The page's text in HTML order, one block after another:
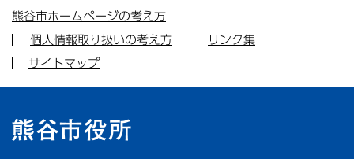
熊谷市ホームページの考え方
個人情報取り扱いの考え方
リンク集
サイトマップ